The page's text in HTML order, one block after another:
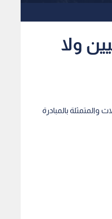
ولا
والمتمثلة بالمبادرة